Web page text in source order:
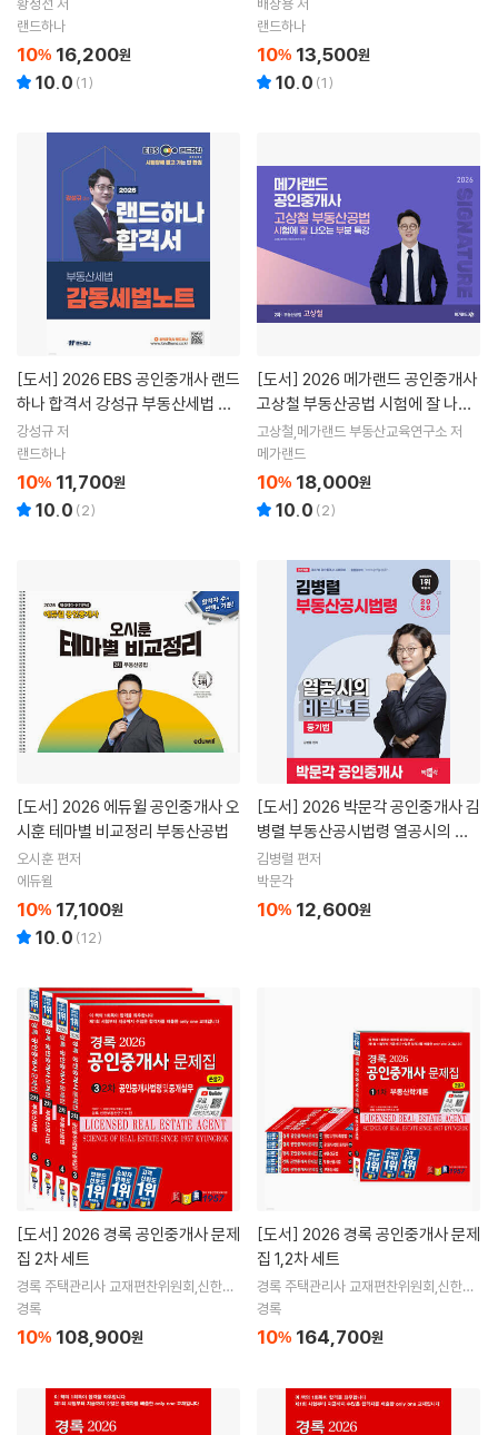
랜드하나
10% 16,200원
10.0 (1)
랜드하나
10% 13,500원
10.0 (1)
[도서]
하나 합격서 강성규 부동산세법 감
동세법노트
강성규 저
랜드하나
10% 11,700원
10.0 (2)
[도서]
고상철 부동산공법 시험에 잘 나오
는 부분 특강
고상철,메가랜드 부동산교육연구소 저
메가랜드
10% 18,000원
10.0 (2)
[도서]
시훈 테마별 비교정리 부동산공법
오시훈 편저
에듀윌
10% 17,100원
10.0 (12)
[도서]
병렬 부동산공시법령 열공시의 비
밀노트
김병렬 편저
박문각
10% 12,600원
[도서]
집 2차 세트
경록 주택관리사 교재편찬위원회,신한부
동산연구소 공편
경록
10% 108,900원
[도서]
집 1,2차 세트
경록 주택관리사 교재편찬위원회,신한부
동산연구소 공편
경록
10% 164,700원